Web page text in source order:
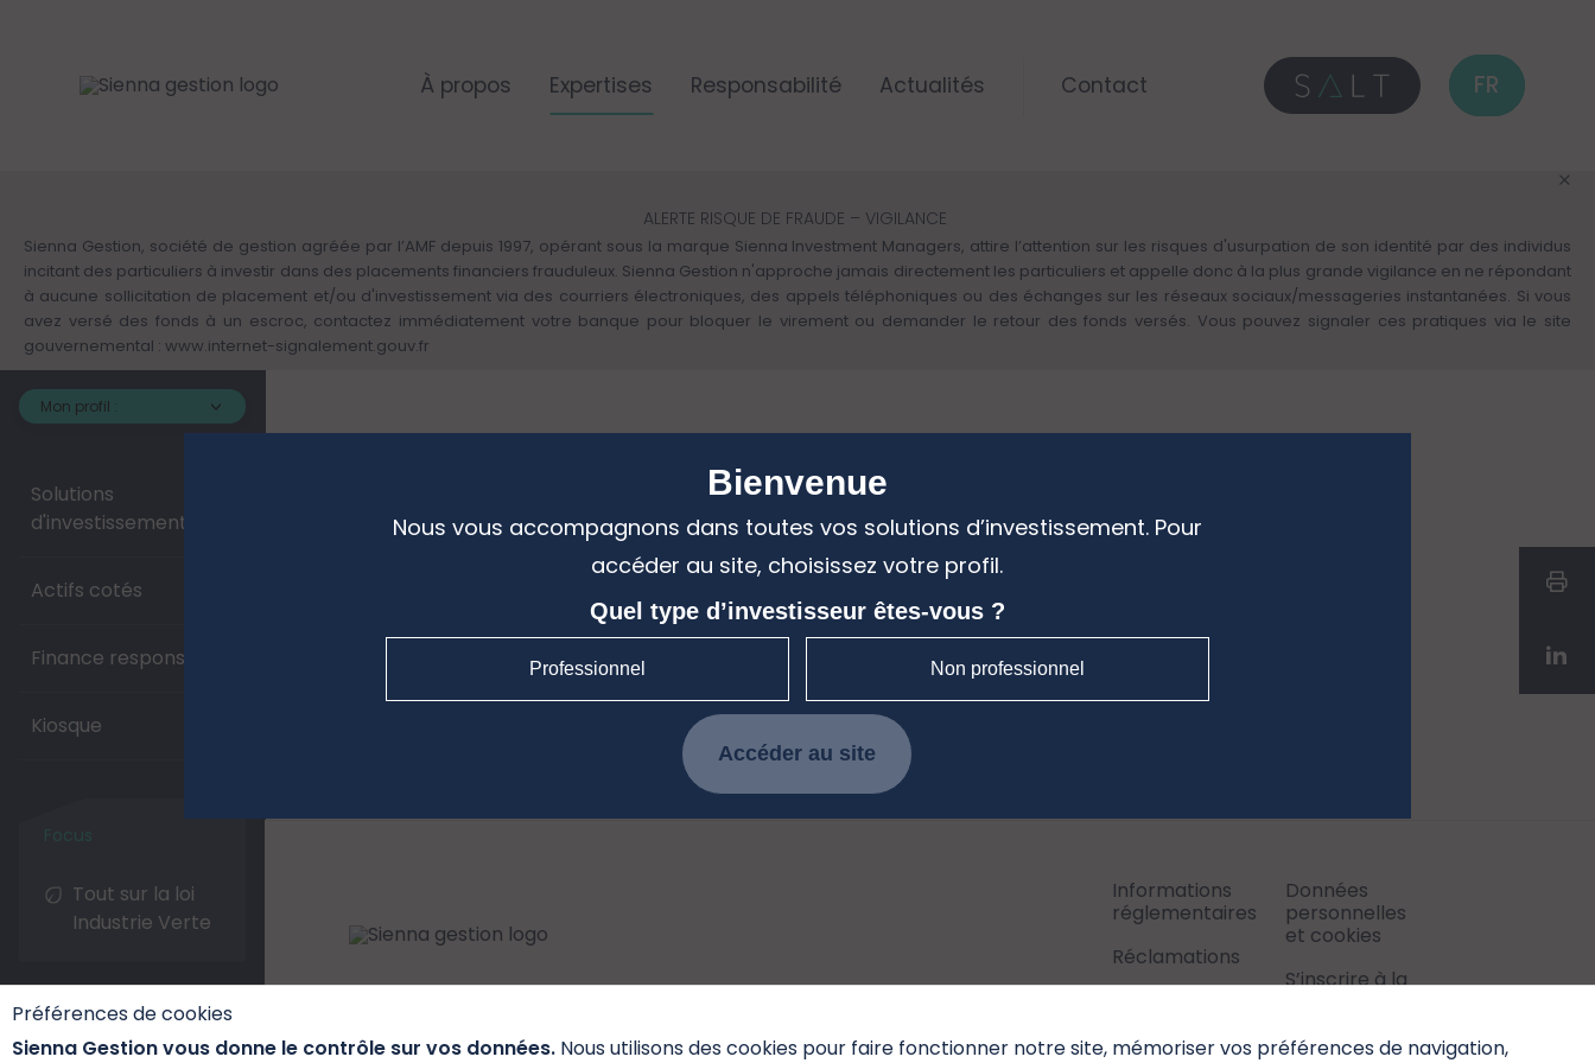
Préférences de cookies
Sienna Gestion vous donne le contrôle sur vos données. Nous utilisons des cookies pour faire fonctionner notre site, mémoriser vos préférences de navigation,
À propos Expertises Responsabilité Actualités Contact FR
FR
ALERTE RISQUE DE FRAUDE – VIGILANCE
Sienna Gestion, société de gestion agréée par l’AMF depuis 1997, opérant sous la marque Sienna Investment Managers, attire l’attention sur les risques d'usurpation de son identité par des individus
incitant des particuliers à investir dans des placements financiers frauduleux. Sienna Gestion n'approche jamais directement les particuliers et appelle donc à la plus grande vigilance en ne répondant
à aucune sollicitation de placement et/ou d'investissement via des courriers électroniques, des appels téléphoniques ou des échanges sur les réseaux sociaux/messageries instantanées. Si vous
avez versé des fonds à un escroc, contactez immédiatement votre banque pour bloquer le virement ou demander le retour des fonds versés. Vous pouvez signaler ces pratiques via le site
gouvernemental : www.internet-signalement.gouv.fr
Mon profil :
Solutions
d'investissement
Actifs cotés
Finance responsable
Kiosque
Tout sur la loi
Industrie Verte
Whoops!
We can't find the page you are looking for. You
may find what you need on the home page:
Back to home
Informations
réglementaires
Réclamations
Données
personnelles
et cookies
S’inscrire à la
Bienvenue
Nous vous accompagnons dans toutes vos solutions d’investissement. Pour
accéder au site, choisissez votre profil.
Quel type d’investisseur êtes-vous ?
Professionnel Non professionnel
Accéder au site